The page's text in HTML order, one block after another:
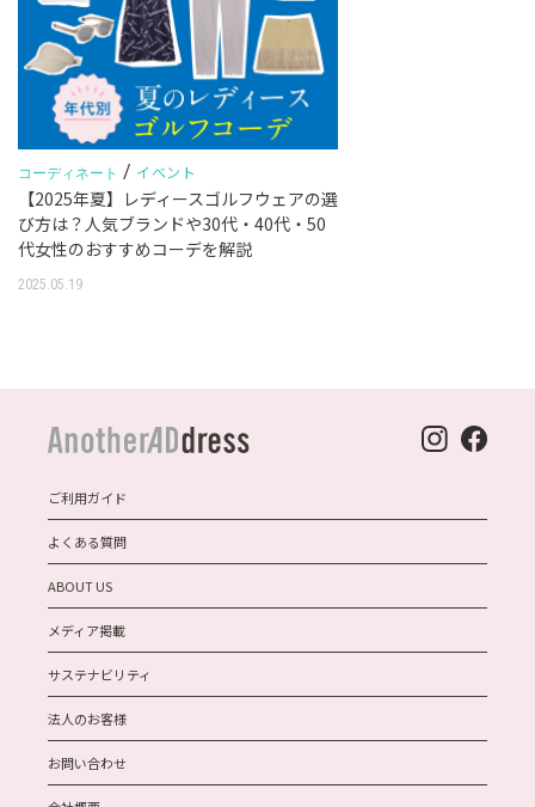
コーディネート / イベント
【2025年夏】レディースゴルフウェアの選
び方は？人気ブランドや30代・40代・50
代女性のおすすめコーデを解説
2025.05.19
ご利用ガイド
よくある質問
ABOUT US
メディア掲載
サステナビリティ
法人のお客様
お問い合わせ